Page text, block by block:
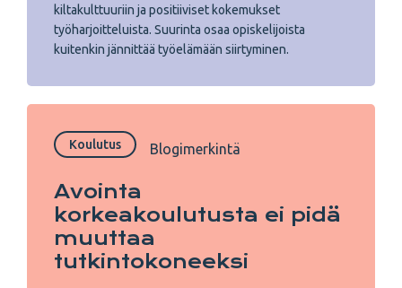
kiltakulttuuriin ja positiiviset kokemukset
työharjoitteluista. Suurinta osaa opiskelijoista
kuitenkin jännittää työelämään siirtyminen.
Koulutus Blogimerkintä
Avointa
korkeakoulutusta ei pidä
muuttaa
tutkintokoneeksi